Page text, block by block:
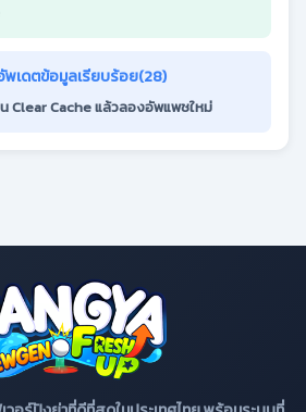
เดตข้อมูลเรียบร้อย(28)
Clear Cache แล้วลองอัพแพชใหม่